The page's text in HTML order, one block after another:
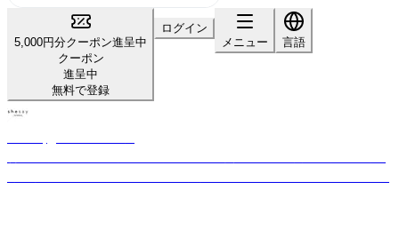
5,000円分クーポン進呈中
クーポン
進呈中
無料で登録
ログイン
メニュー
言語